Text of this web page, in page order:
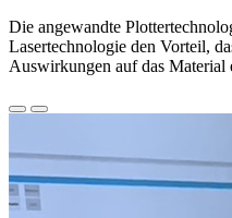
Die angewandte
Lasertechnologie den Vorteil,
Auswirkungen auf das Material